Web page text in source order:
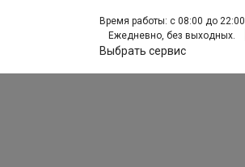
Время работы: с 08:00 до 22:00
Ежедневно, без выходных.
Выбрать сервис